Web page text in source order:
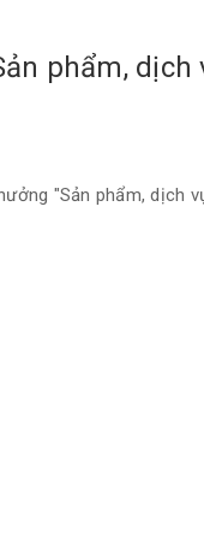
phẩm, dịch
"Sản phẩm, dịch